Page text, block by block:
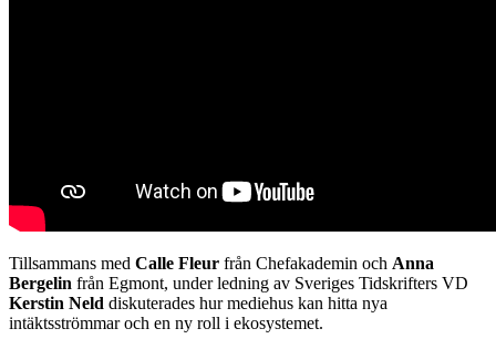
Tillsammans med Calle Fleur från Chefakademin och Anna
Bergelin från Egmont, under ledning av Sveriges Tidskrifters VD
Kerstin Neld diskuterades hur mediehus kan hitta nya
intäktsströmmar och en ny roll i ekosystemet.